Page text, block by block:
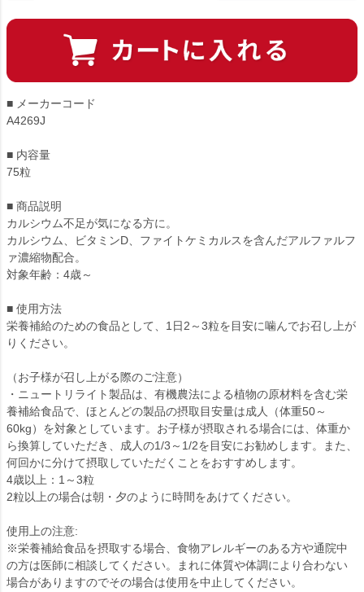
■ メーカーコード
A4269J
■ 内容量
75粒
■ 商品説明
カルシウム不足が気になる方に。
カルシウム、ビタミンD、ファイトケミカルスを含んだアルファルフ
ァ濃縮物配合。
対象年齢：4歳～
■ 使用方法
栄養補給のための食品として、1日2～3粒を目安に噛んでお召し上が
りください。
（お子様が召し上がる際のご注意）
・ニュートリライト製品は、有機農法による植物の原材料を含む栄
養補給食品で、ほとんどの製品の摂取目安量は成人（体重50～
60kg）を対象としています。お子様が摂取される場合には、体重か
ら換算していただき、成人の1/3～1/2を目安にお勧めします。また、
何回かに分けて摂取していただくことをおすすめします。
4歳以上：1～3粒
2粒以上の場合は朝・夕のように時間をあけてください。
使用上の注意:
※栄養補給食品を摂取する場合、食物アレルギーのある方や通院中
の方は医師に相談してください。まれに体質や体調により合わない
場合がありますのでその場合は使用を中止してください。